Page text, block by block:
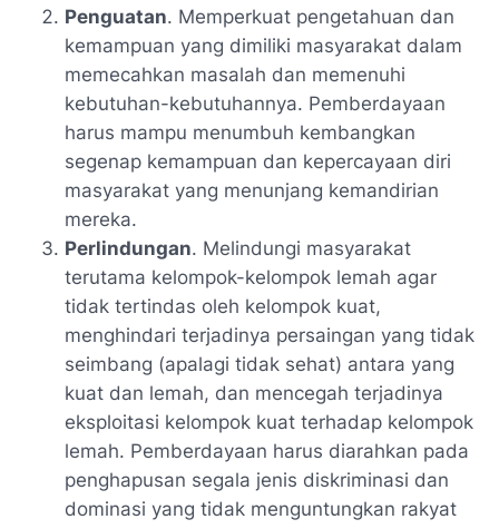
Penguatan. Memperkuat pengetahuan dan
kemampuan yang dimiliki masyarakat dalam
memecahkan masalah dan memenuhi
kebutuhan-kebutuhannya. Pemberdayaan
harus mampu menumbuh kembangkan
segenap kemampuan dan kepercayaan diri
masyarakat yang menunjang kemandirian
mereka.
Perlindungan. Melindungi masyarakat
terutama kelompok-kelompok lemah agar
tidak tertindas oleh kelompok kuat,
menghindari terjadinya persaingan yang tidak
seimbang (apalagi tidak sehat) antara yang
kuat dan lemah, dan mencegah terjadinya
eksploitasi kelompok kuat terhadap kelompok
lemah. Pemberdayaan harus diarahkan pada
penghapusan segala jenis diskriminasi dan
dominasi yang tidak menguntungkan rakyat